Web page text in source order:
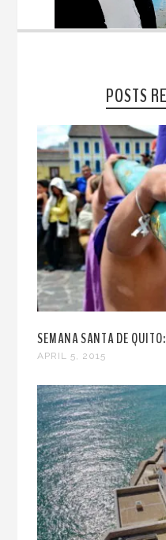
POSTS
SEMANA SANTA DE
APRIL 5, 2015